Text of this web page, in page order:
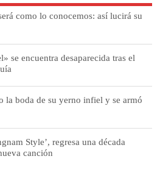
como lo conocemos: así lucirá su
se encuentra desaparecida tras el
la boda de su yerno infiel y se armó
Style’, regresa una década
canción